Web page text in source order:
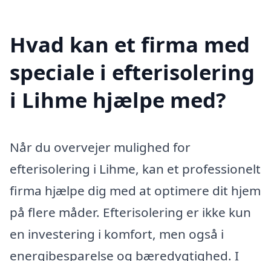
Hvad kan et firma med
speciale i efterisolering
i Lihme hjælpe med?
Når du overvejer mulighed for
efterisolering i Lihme, kan et professionelt
firma hjælpe dig med at optimere dit hjem
på flere måder. Efterisolering er ikke kun
en investering i komfort, men også i
energibesparelse og bæredygtighed. I